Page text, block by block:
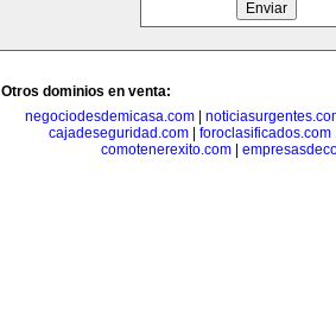
Otros dominios en venta:
negociodesdemicasa.com
cajadeseguridad.com
foroclasificados.com
comotenerexito.com|